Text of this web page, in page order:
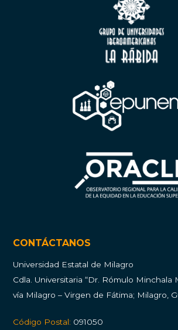
CONTÁCTANOS
Universidad Estatal de Milagro
Cdla. Universitaria “Dr. Rómulo Minchala
vía Milagro – Virgen de Fátima; Milagro,
Código Postal: 091050